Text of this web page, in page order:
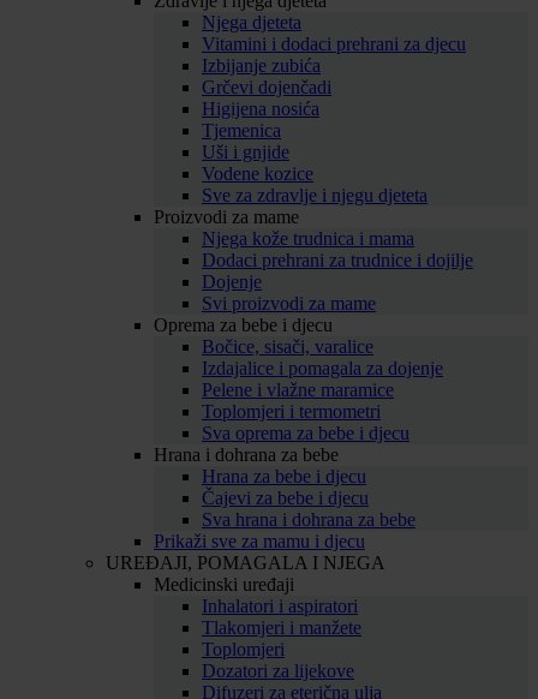
Njega djeteta
Vitamini i dodaci prehrani za djecu
Izbijanje zubića
Grčevi dojenčadi
Higijena nosića
Tjemenica
Uši i gnjide
Vodene kozice
Sve za zdravlje i njegu djeteta
Proizvodi za mame
Njega kože trudnica i mama
Dodaci prehrani za trudnice i dojilje
Dojenje
Svi proizvodi za mame
Oprema za bebe i djecu
Bočice, sisači, varalice
Izdajalice i pomagala za dojenje
Pelene i vlažne maramice
Toplomjeri i termometri
Sva oprema za bebe i djecu
Hrana i dohrana za bebe
Hrana za bebe i djecu
Čajevi za bebe i djecu
Sva hrana i dohrana za bebe
Prikaži sve za mamu i djecu
UREĐAJI, POMAGALA I NJEGA
Medicinski uređaji
Inhalatori i aspiratori
Tlakomjeri i manžete
Toplomjeri
Dozatori za lijekove
Difuzeri za eterična ulja